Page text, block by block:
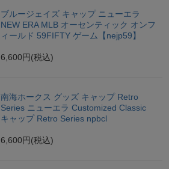
ブルージェイズ キャップ ニューエラ
NEW ERA MLB オーセンティック オンフ
ィールド 59FIFTY ゲーム【nejp59】
6,600円 (税込)
南海ホークス グッズ キャップ Retro
Series ニューエラ Customized Classic
キャップ Retro Series npbcl
6,600円 (税込)